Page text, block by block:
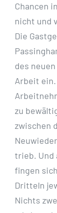
Chancen
nicht und
Die
des
Arbeit
zu
zwischen
trieb. Und
fingen
Dritteln
Nichts